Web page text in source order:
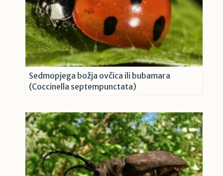
Sedmopjega božja ovčica ili bubamara
(Coccinella septempunctata)